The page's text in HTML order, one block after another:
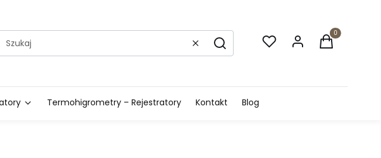
WyczyśćSzukaj
Produkty w
Termohigrometry – Rejestratory Kontakt Blog